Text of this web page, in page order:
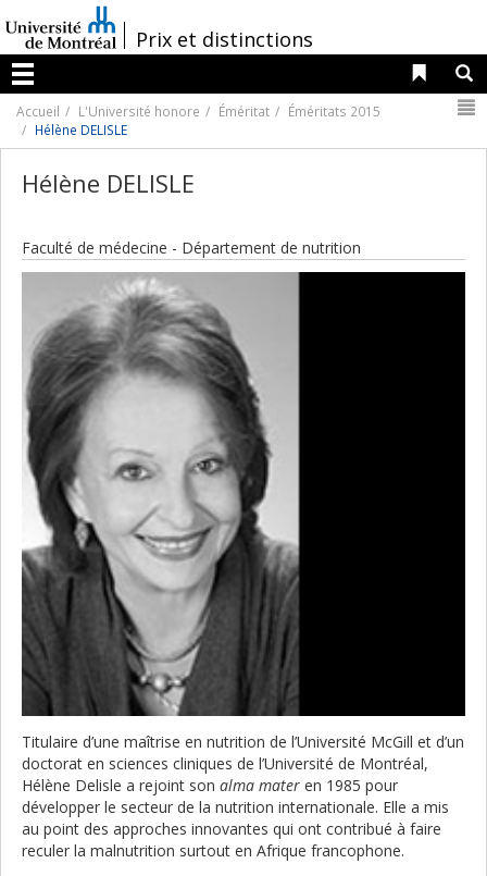
au
contenu
/Prix et distinctions
Menu
Liens
Accueil L'Université honore Éméritat
Éméritats 2015
Hélène DELISLE
Hélène DELISLE
Faculté de médecine - Département de nutrition
Titulaire d’une maîtrise en nutrition de l’Université McGill et d’un
doctorat en sciences cliniques de l’Université de Montréal,
Hélène Delisle a rejoint son alma mater en 1985 pour
développer le secteur de la nutrition internationale. Elle a mis
au point des approches innovantes qui ont contribué à faire
reculer la malnutrition surtout en Afrique francophone.